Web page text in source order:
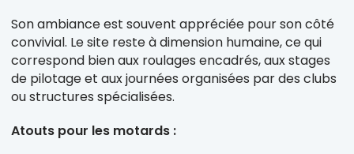
Son ambiance est souvent appréciée pour son côté
convivial. Le site reste à dimension humaine, ce qui
correspond bien aux roulages encadrés, aux stages
de pilotage et aux journées organisées par des clubs
ou structures spécialisées.
Atouts pour les motards :